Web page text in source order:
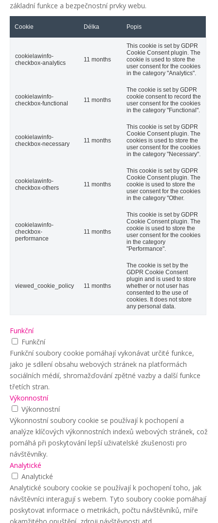
základní funkce a bezpečnostní prvky webu.
Cookie Délka Popis
cookielawinfo-
checkbox-analytics
11 months
This cookie is set by GDPR
Cookie Consent plugin. The
cookie is used to store the
user consent for the cookies
in the category "Analytics".
cookielawinfo-
checkbox-functional
11 months
The cookie is set by GDPR
cookie consent to record the
user consent for the cookies
in the category "Functional".
cookielawinfo-
checkbox-necessary
11 months
This cookie is set by GDPR
Cookie Consent plugin. The
cookies is used to store the
user consent for the cookies
in the category "Necessary".
cookielawinfo-
checkbox-others
11 months
This cookie is set by GDPR
Cookie Consent plugin. The
cookie is used to store the
user consent for the cookies
in the category "Other.
cookielawinfo-
checkbox-
performance
11 months
This cookie is set by GDPR
Cookie Consent plugin. The
cookie is used to store the
user consent for the cookies
in the category
"Performance".
viewed_cookie_policy 11 months
The cookie is set by the
GDPR Cookie Consent
plugin and is used to store
whether or not user has
consented to the use of
cookies. It does not store
any personal data.
Funkční
Funkční
Funkční soubory cookie pomáhají vykonávat určité funkce,
jako je sdílení obsahu webových stránek na platformách
sociálních médií, shromažďování zpětné vazby a další funkce
třetích stran.
Výkonnostní
Výkonnostní
Výkonnostní soubory cookie se používají k pochopení a
analýze klíčových výkonnostních indexů webových stránek, což
pomáhá při poskytování lepší uživatelské zkušenosti pro
návštěvníky.
Analytické
Analytické
Analytické soubory cookie se používají k pochopení toho, jak
návštěvníci interagují s webem. Tyto soubory cookie pomáhají
poskytovat informace o metrikách, počtu návštěvníků, míře
okamžitého opuštění, zdroji návštěvnosti atd.